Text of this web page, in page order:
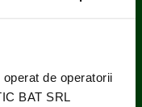
de operatorii
BAT SRL